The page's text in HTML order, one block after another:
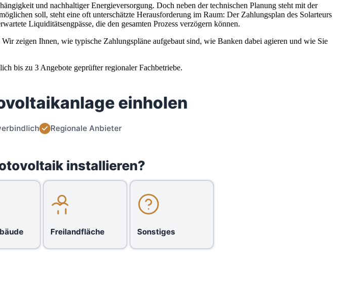
und nachhaltiger Energieversorgung. Doch neben der technischen Planung steht mit der
soll, steht eine oft unterschätzte Herausforderung im Raum: Der Zahlungsplan des Solarteurs
Liquiditätsengpässe, die den gesamten Prozess verzögern können.
zeigen Ihnen, wie typische Zahlungspläne aufgebaut sind, wie Banken dabei agieren und wie Sie
bis zu 3 Angebote geprüfter regionaler Fachbetriebe.
einholen
Regionale Anbieter
installieren?
Freilandfläche Sonstiges